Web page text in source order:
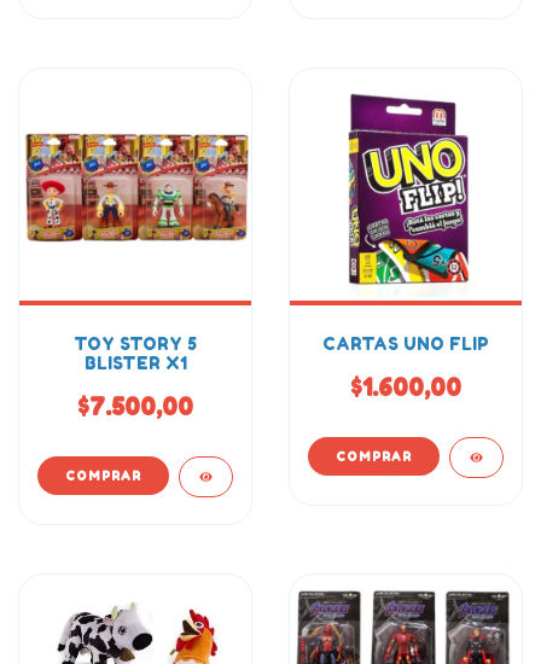
TOY STORY 5
BLISTER X1
$7.500,00
CARTAS UNO FLIP
$1.600,00